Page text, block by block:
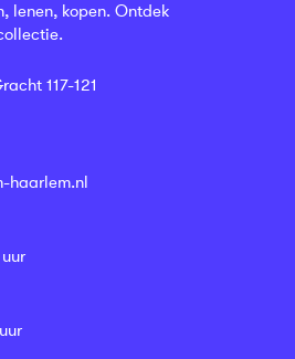
lenen, kopen. Ontdek
117-121
haarlem.nl